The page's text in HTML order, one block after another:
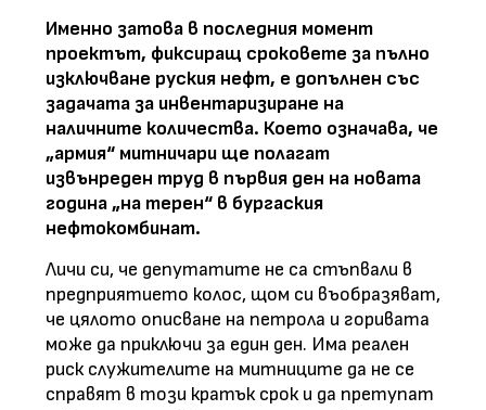
Именно затова в последния момент
проектът, фиксиращ сроковете за пълно
изключване руския нефт, е допълнен със
задачата за инвентаризиране на
наличните количества. Което означава, че
„армия“ митничари ще полагат
извънреден труд в първия ден на новата
година „на терен“ в бургаския
нефтокомбинат.
Личи си, че депутатите не са стъпвали в
предприятието колос, щом си въобразяват,
че цялото описване на петрола и горивата
може да приключи за един ден. Има реален
риск служителите на митниците да не се
справят в този кратък срок и да претупат